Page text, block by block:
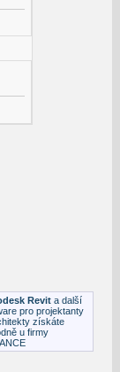
Revit a další
pro projektanty
získáte
u firmy